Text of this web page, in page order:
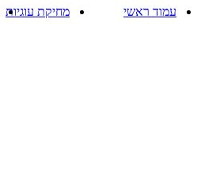
עמוד ראשי
מחיקת עוגיות